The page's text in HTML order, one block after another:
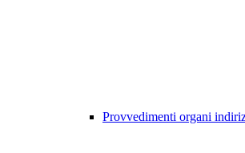
Provvedimenti organi